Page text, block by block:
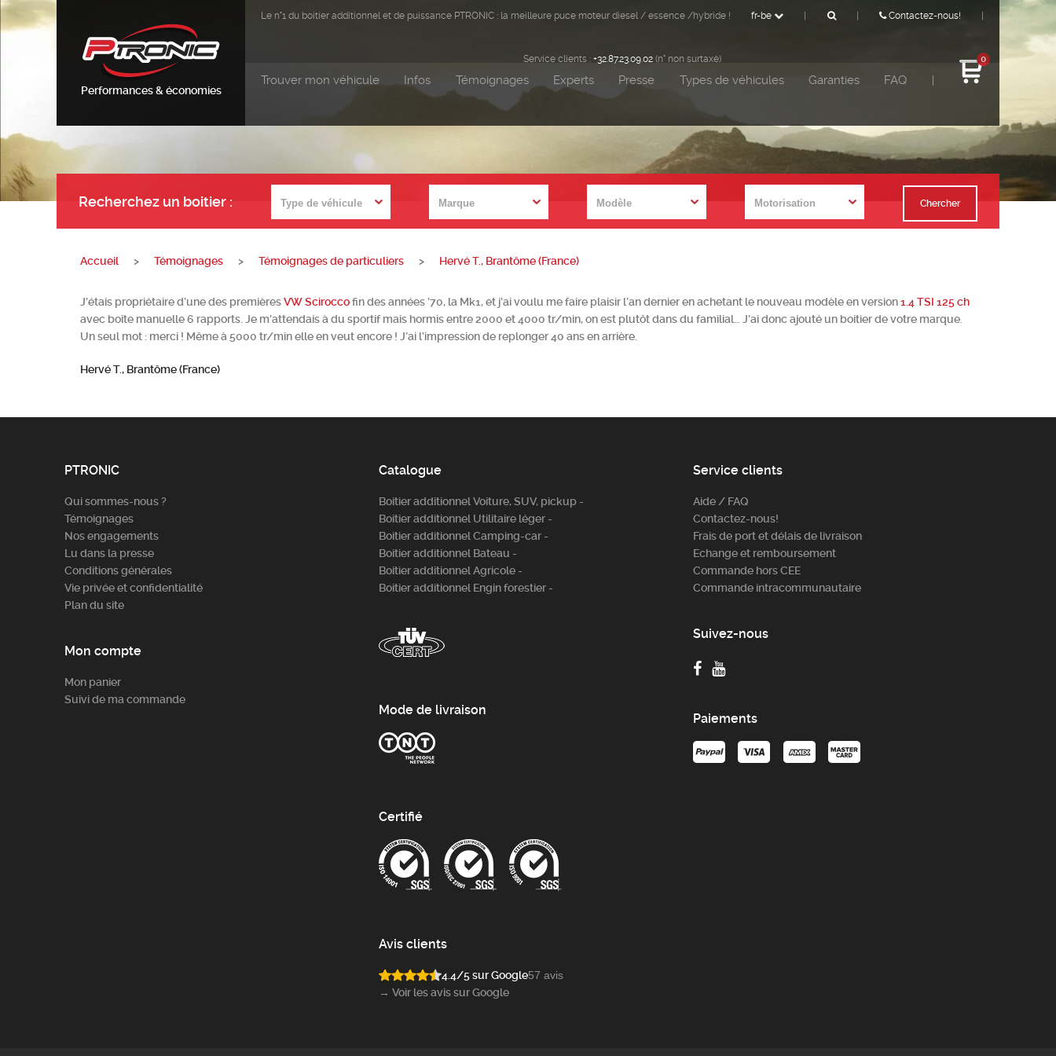
Performances & économies
Trouver mon véhicule Infos Témoignages Experts Presse Types de véhicules Garanties FAQ
0
Le n°1 du boitier additionnel et de puissance PTRONIC : la meilleure puce moteur diesel / essence /hybride ! fr-be Contactez-nous!
Service clients : +32.87.23.09.02 (n° non surtaxé)
Recherchez un boitier : Chercher
Accueil > Témoignages > Témoignages de particuliers > Hervé T., Brantôme (France)
J’étais propriétaire d’une des premièresVW Sciroccofin des années ’70, la Mk1, et j’ai voulu me faire plaisir l’an dernier en achetant le nouveau modèle en version1.4 TSI 125 ch
avec boîte manuelle 6 rapports. Je m’attendais à du sportif mais hormis entre 2000 et 4000 tr/min, on est plutôt dans du familial… J’ai donc ajouté un boitier de votre marque.
Un seul mot : merci ! Même à 5000 tr/min elle en veut encore ! J’ai l’impression de replonger 40 ans en arrière.
Hervé T., Brantôme (France)
PTRONIC
Qui sommes-nous ?
Témoignages
Nos engagements
Lu dans la presse
Conditions générales
Vie privée et confidentialité
Plan du site
Mon compte
Mon panier
Suivi de ma commande
Catalogue
Boitier additionnel Voiture, SUV, pickup -
Boitier additionnel Utilitaire léger -
Boitier additionnel Camping-car -
Boitier additionnel Bateau -
Boitier additionnel Agricole -
Boitier additionnel Engin forestier -
Mode de livraison
Certifié
Avis clients
4.4/5 sur Google57 avis
→ Voir les avis sur Google
Service clients
Aide / FAQ
Contactez-nous!
Frais de port et délais de livraison
Echange et remboursement
Commande hors CEE
Commande intracommunautaire
Suivez-nous
Paiements